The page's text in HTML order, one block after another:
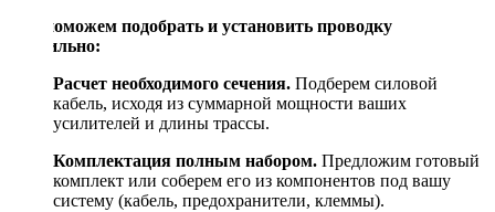
Мы поможем подобрать и установить проводку
правильно:
Расчет необходимого сечения. Подберем силовой
кабель, исходя из суммарной мощности ваших
усилителей и длины трассы.
Комплектация полным набором. Предложим готовый
комплект или соберем его из компонентов под вашу
систему (кабель, предохранители, клеммы).